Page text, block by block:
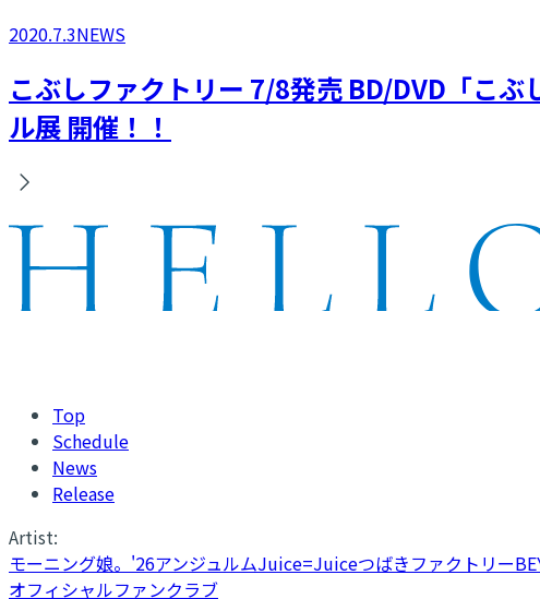
2020.7.3NEWS
こぶしファクトリー 7/8発売 BD/DVD「こ
ル展 開催！！
Top
Schedule
News
Release
Artist:
モーニング娘。'26アンジュルムJuice=Juiceつばきファクトリー
オフィシャルファンクラブ